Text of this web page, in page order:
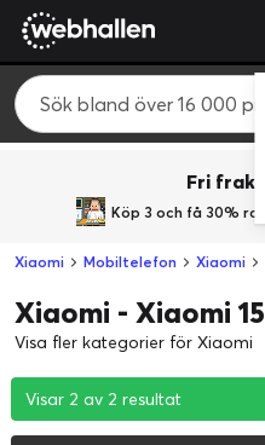
Fri
Köp 3 och få 30%
Xiaomi Mobiltelefon Xiaomi
Xiaomi - Xiaomi 15
Visa fler kategorier för Xiaomi
Visar 2 av 2 resultat
Visar 2 av 2 resultat
Visar 2 av 2 resultat